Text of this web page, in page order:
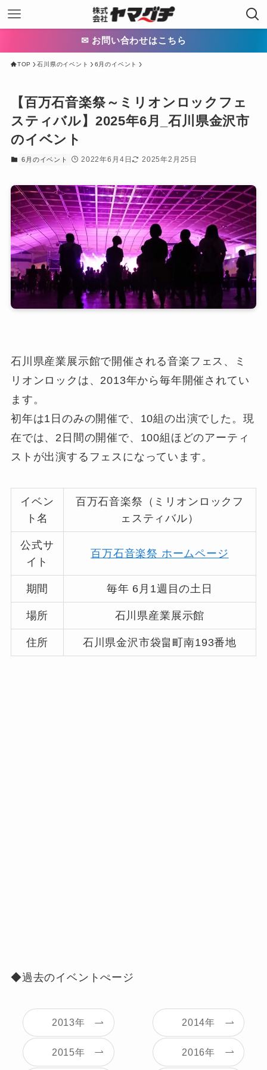
✉ お問い合わせはこちら
TOP 石川県のイベント 6月のイベント
【百万石音楽祭～ミリオンロックフェ
スティバル】2025年6月_石川県金沢市
のイベント
6月のイベント 2022年6月4日 2025年2月25日
石川県産業展示館で開催される音楽フェス、ミ
リオンロックは、2013年から毎年開催されてい
ます。
初年は1日のみの開催で、10組の出演でした。現
在では、2日間の開催で、100組ほどのアーティ
ストが出演するフェスになっています。
イベン
ト名
百万石音楽祭（ミリオンロックフ
ェスティバル）
公式サ
イト
百万石音楽祭 ホームページ
期間 毎年 6月1週目の土日
場所 石川県産業展示館
住所 石川県金沢市袋畠町南193番地
◆過去のイベントぺージ
2013年 2014年
2015年 2016年